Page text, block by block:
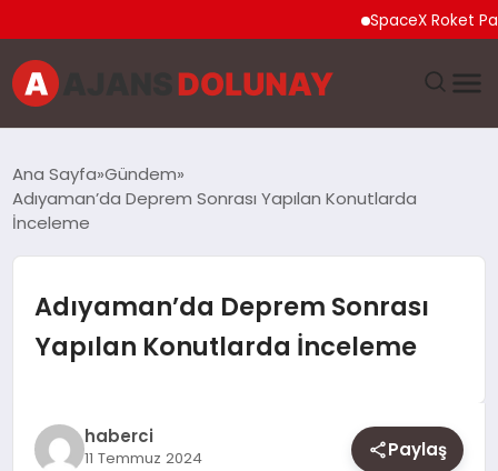
SpaceX Roket
EĞITIM
MAGAZIN
Ana Sayfa Gündem
Adıyaman’da Deprem Sonrası Yapılan Konutlarda
İnceleme
Adıyaman’da Deprem Sonrası
Yapılan Konutlarda İnceleme
haberci
11 Temmuz 2024 Paylaş